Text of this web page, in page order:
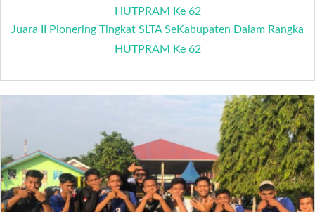
Juara II Pionering Tingkat SLTA SeKabupaten Dalam Rangka
HUTPRAM Ke 62